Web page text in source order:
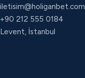
iletisim@holiganbet.com
+90 212 555 0184
Levent, İstanbul